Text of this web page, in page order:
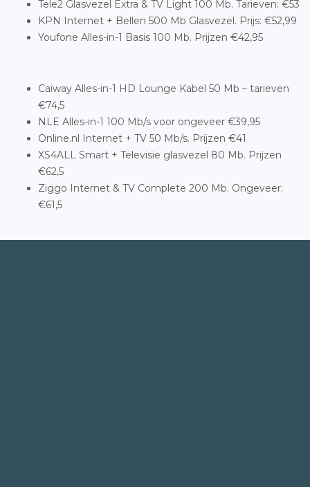
Tele2 Glasvezel Extra & TV Light 100 Mb. Tarieven: €53
KPN Internet + Bellen 500 Mb Glasvezel. Prijs: €52,99
Youfone Alles-in-1 Basis 100 Mb. Prijzen €42,95
Caiway Alles-in-1 HD Lounge Kabel 50 Mb – tarieven
€74,5
NLE Alles-in-1 100 Mb/s voor ongeveer €39,95
Online.nl Internet + TV 50 Mb/s. Prijzen €41
XS4ALL Smart + Televisie glasvezel 80 Mb. Prijzen
€62,5
Ziggo Internet & TV Complete 200 Mb. Ongeveer:
€61,5